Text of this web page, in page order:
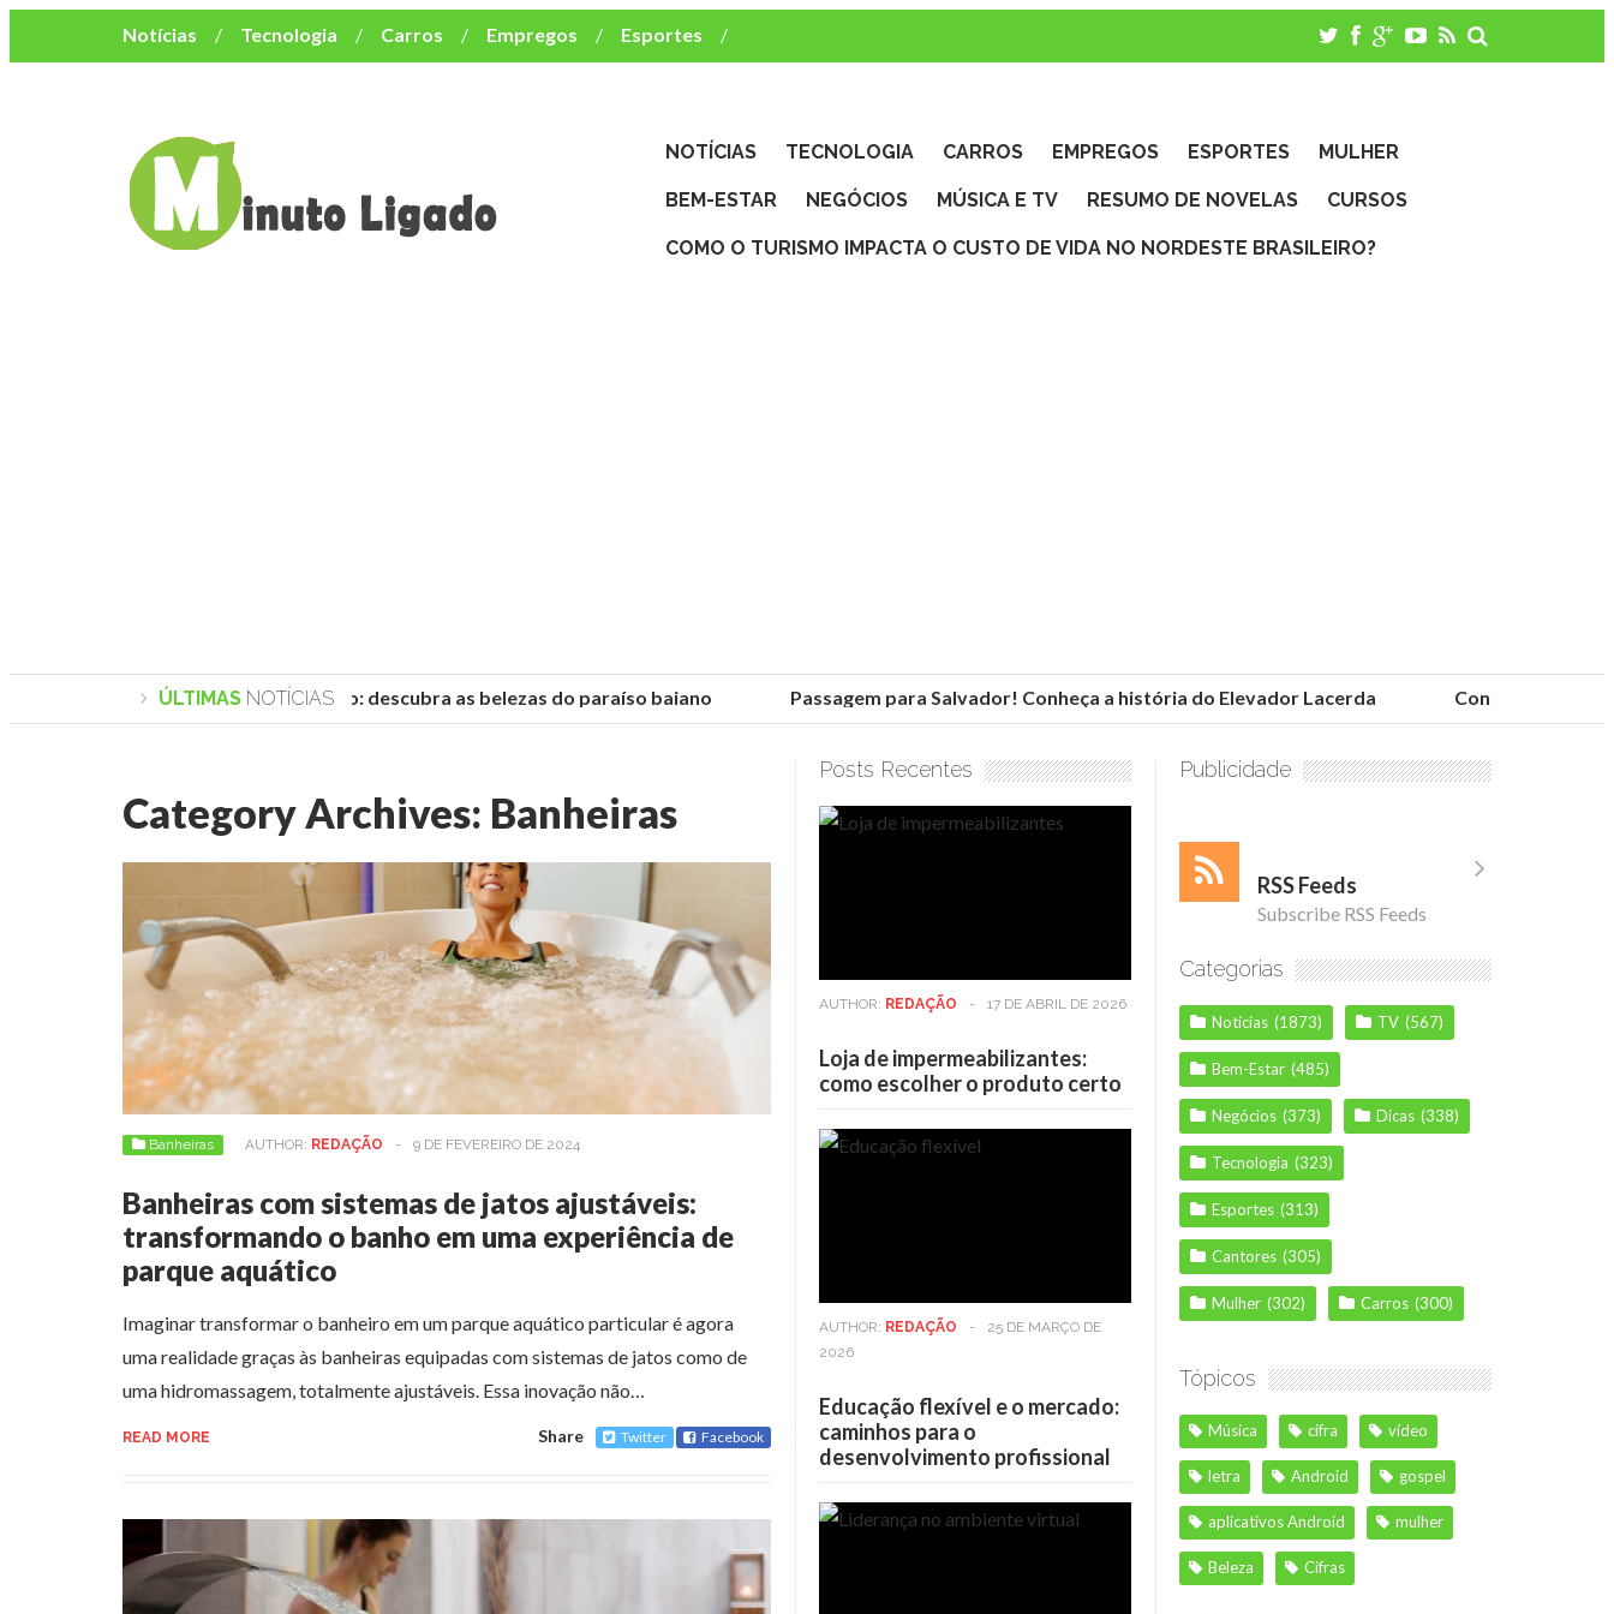
Notícias Tecnologia Carros Empregos
Esportes
Mulher
Bem-Estar Negócios
Música e TV
NOTÍCIAS TECNOLOGIA CARROS EMPREGOS ESPORTES MULHER
BEM-ESTAR NEGÓCIOS MÚSICA E TV RESUMO DE NOVELAS CURSOS
COMO O TURISMO IMPACTA O CUSTO DE VIDA NO NORDESTE BRASILEIRO?
ÚLTIMAS NOTÍCIAS
Praias de Trancoso: descubra as belezas do paraíso baiano Passagem para Salvador! Conheça a história do Elevador Lacerda Conheça as
Category Archives: Banheiras
Banheiras AUTHOR: REDAÇÃO - 9 DE FEVEREIRO DE 2024
Banheiras com sistemas de jatos ajustáveis:
transformando o banho em uma experiência de
parque aquático
Imaginar transformar o banheiro em um parque aquático particular é agora
uma realidade graças às banheiras equipadas com sistemas de jatos como de
uma hidromassagem, totalmente ajustáveis. Essa inovação não…
READ MORE Share Twitter Facebook
Posts Recentes
AUTHOR: REDAÇÃO - 17 DE ABRIL DE 2026
Loja de impermeabilizantes:
como escolher o produto certo
AUTHOR: REDAÇÃO -
25 DE MARÇO DE
2026
Educação flexível e o mercado:
caminhos para o
desenvolvimento profissional
Publicidade
RSS Feeds
Subscribe RSS Feeds
Categorias
Notícias (1873) TV (567)
Bem-Estar (485)
Negócios (373) Dicas (338)
Tecnologia (323)
Esportes (313)
Cantores (305)
Mulher (302) Carros (300)
Tópicos
Música cifra vídeo
letra Android gospel
aplicativos Android mulher
Beleza Cifras